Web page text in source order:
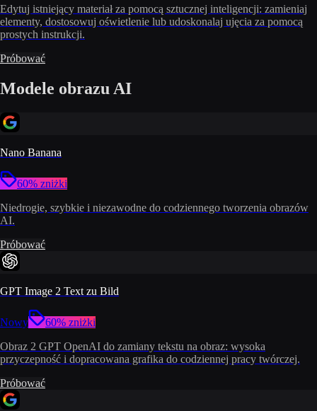
Edytuj istniejący materiał za pomocą sztucznej inteligencji: zamieniaj
elementy, dostosowuj oświetlenie lub udoskonalaj ujęcia za pomocą
prostych instrukcji.
Próbować
Modele obrazu AI
Nano Banana
60% zniżki
Niedrogie, szybkie i niezawodne do codziennego tworzenia obrazów
AI.
Próbować
GPT Image 2 Text zu Bild
Nowy
60% zniżki
Obraz 2 GPT OpenAI do zamiany tekstu na obraz: wysoka
przyczepność i dopracowana grafika do codziennej pracy twórczej.
Próbować